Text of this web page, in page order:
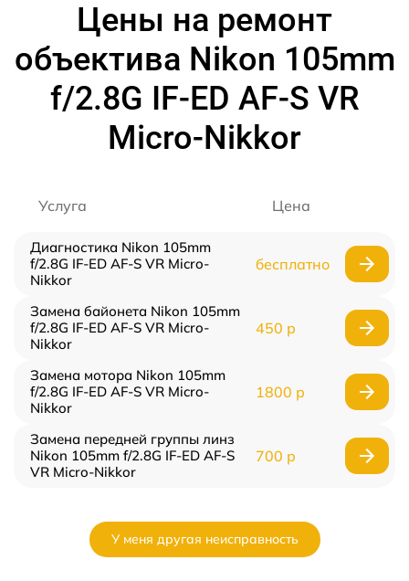
Цены на ремонт
объектива Nikon 105mm
f/2.8G IF-ED AF-S VR
Micro-Nikkor
Услуга Цена
Диагностика Nikon 105mm
f/2.8G IF-ED AF-S VR Micro-
Nikkor
бесплатно
Замена байонета Nikon 105mm
f/2.8G IF-ED AF-S VR Micro-
Nikkor
450 р
Замена мотора Nikon 105mm
f/2.8G IF-ED AF-S VR Micro-
Nikkor
1800 р
Замена передней группы линз
Nikon 105mm f/2.8G IF-ED AF-S
VR Micro-Nikkor
700 р
У меня другая неисправность